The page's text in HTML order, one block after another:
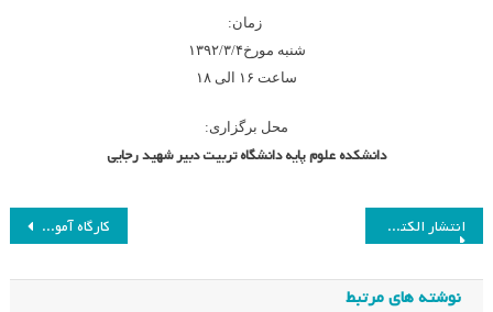
زمان:
شنبه مورخ۱۳۹۲/۳/۴
ساعت ۱۶ الی ۱۸
محل برگزاری:
دانشکده علوم پایه دانشگاه تربیت دبیر شهید رجایی
راهبری
نوشته
کارگاه آموزشی تحلیل محتوای کیفی انتشار الکترونیکی مقاله دانشنامه‌ای
نوشته های مرتبط